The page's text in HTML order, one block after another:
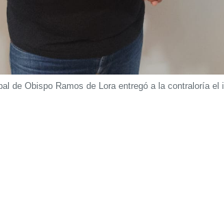
de Obispo Ramos de Lora entregó a la contraloría el